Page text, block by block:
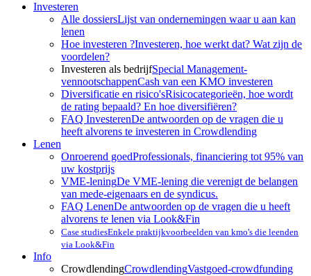
Investeren
Alle dossiersLijst van ondernemingen waar u aan kan
lenen
Hoe investeren ?Investeren, hoe werkt dat? Wat zijn de
voordelen?
Investeren als bedrijfSpecial Management-
vennootschappenCash van een KMO investeren
Diversificatie en risico'sRisicocategorieën, hoe wordt
de rating bepaald? En hoe diversifiëren?
FAQ InvesterenDe antwoorden op de vragen die u
heeft alvorens te investeren in Crowdlending
Lenen
Onroerend goedProfessionals, financiering tot 95% van
uw kostprijs
VME-leningDe VME-lening die verenigt de belangen
van mede-eigenaars en de syndicus.
FAQ LenenDe antwoorden op de vragen die u heeft
alvorens te lenen via Look&Fin
Case studiesEnkele praktijkvoorbeelden van kmo's die leenden
via Look&Fin
Info
CrowdlendingCrowdlendingVastgoed-crowdfunding